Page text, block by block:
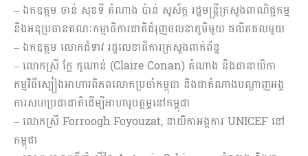
– ឯកឧត្តម ចាន់ សុខទី តំណាង ប៉ាន់ សូស័ក្ត រដ្ឋមន្រ្តីក្រសួងពាណិជ្ជកម្ម
និងអនុប្រធានគណៈកម្មាធិការជាតិជំរុញចលនាភូមិមួយ ផលិតផលមួយ
– ឯកឧត្តម លោកជំទាវ រដ្ឋលេខាធិការក្រសួងពាក់ព័ន្ឋ
– លោកស្រី ក្លែ កូណាន់ (Claire Conan) តំណាង និងជានាយិកា
កម្មវិធីស្បៀងអាហារពិភពលោកប្រចាំកម្ពុជា និងជាតំណាងបណ្តាញអង្គ
ការសហប្រជាជាតិដើម្បីអាហារូបត្ថម្ភនៅកម្ពុជា
– លោកស្រី Forroogh Foyouzat, នាយិកាអង្គការ UNICEF នៅ
កម្ពុជា